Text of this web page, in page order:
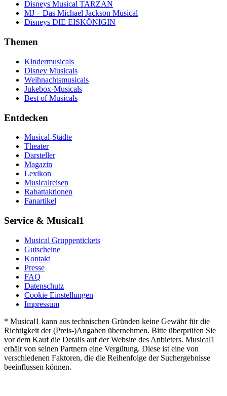
Disneys Musical TARZAN
MJ – Das Michael Jackson Musical
Disneys DIE EISKÖNIGIN
Themen
Kindermusicals
Disney Musicals
Weihnachtsmusicals
Jukebox-Musicals
Best of Musicals
Entdecken
Musical-Städte
Theater
Darsteller
Magazin
Lexikon
Musicalreisen
Rabattaktionen
Fanartikel
Service & Musical1
Musical Gruppentickets
Gutscheine
Kontakt
Presse
FAQ
Datenschutz
Cookie Einstellungen
Impressum
* Musical1 kann aus technischen Gründen keine Gewähr für die
Richtigkeit der (Preis-)Angaben übernehmen. Bitte überprüfen Sie
vor dem Kauf die Details auf der Website des Anbieters. Musical1
erhält von seinen Partnern eine Vergütung. Diese ist eine von
verschiedenen Faktoren, die die Reihenfolge der Suchergebnisse
beeinflussen können.